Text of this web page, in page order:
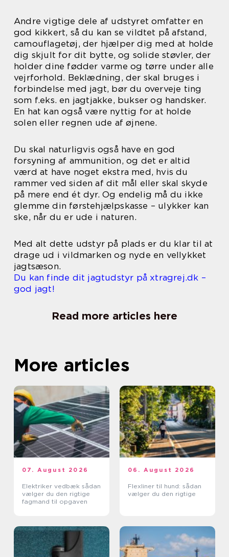
Andre vigtige dele af udstyret omfatter en
god kikkert, så du kan se vildtet på afstand,
camouflagetøj, der hjælper dig med at holde
dig skjult for dit bytte, og solide støvler, der
holder dine fødder varme og tørre under alle
vejrforhold. Beklædning, der skal bruges i
forbindelse med jagt, bør du overveje ting
som f.eks. en jagtjakke, bukser og handsker.
En hat kan også være nyttig for at holde
solen eller regnen ude af øjnene.
Du skal naturligvis også have en god
forsyning af ammunition, og det er altid
værd at have noget ekstra med, hvis du
rammer ved siden af dit mål eller skal skyde
på mere end ét dyr. Og endelig må du ikke
glemme din førstehjælpskasse – ulykker kan
ske, når du er ude i naturen.
Med alt dette udstyr på plads er du klar til at
drage ud i vildmarken og nyde en vellykket
jagtsæson.
Du kan finde dit jagtudstyr på xtragrej.dk –
god jagt!
Read more articles here
More articles
07. August 2026
Elektriker vedbæk sådan
vælger du den rigtige
fagmand til opgaven
06. August 2026
Flexliner til hund: sådan
vælger du den rigtige